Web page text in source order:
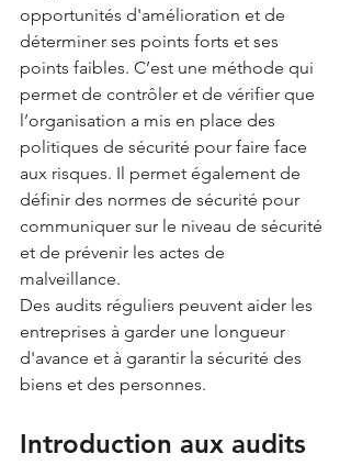
opportunités d'amélioration et de
déterminer ses points forts et ses
points faibles. C’est une méthode qui
permet de contrôler et de vérifier que
l’organisation a mis en place des
politiques de sécurité pour faire face
aux risques. Il permet également de
définir des normes de sécurité pour
communiquer sur le niveau de sécurité
et de prévenir les actes de
malveillance.
Des audits réguliers peuvent aider les
entreprises à garder une longueur
d'avance et à garantir la sécurité des
biens et des personnes.
Introduction aux audits